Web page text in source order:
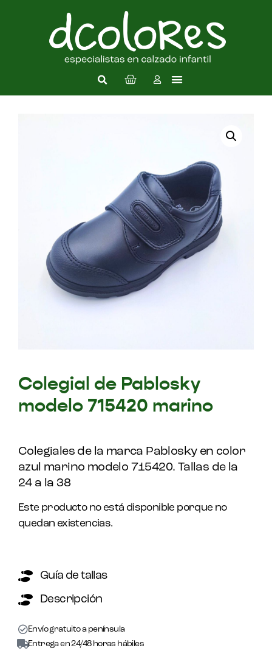
Colegial de Pablosky
modelo 715420 marino
Colegiales de la marca Pablosky en color
azul marino modelo 715420. Tallas de la
24 a la 38
Este producto no está disponible porque no
quedan existencias.
Guía de tallas
Descripción
Envío gratuito a península
Entrega en 24/48 horas hábiles